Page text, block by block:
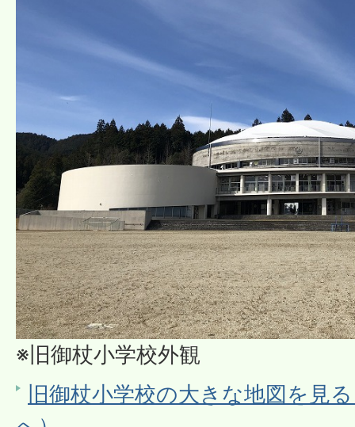
※旧御杖小学校外観
旧御杖小学校の大きな地図を見